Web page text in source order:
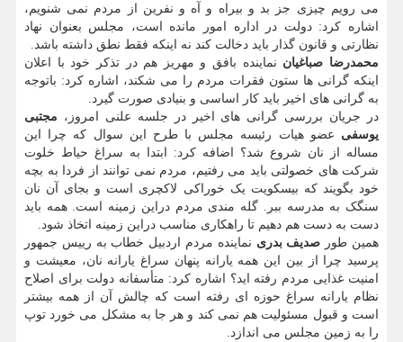
می رویم چیزی جز بد و بیراه و آه و نفرین از مردم نمی شنویم،
اشاره کرد: دولت در اداره امور مانده است، مجلس بعنوان نهاد
نظارتی و قانون گذار باید دخالت کند نه اینکه فقط نطق داشته باشد.
محمدرضا صباغیان نماینده بافق و مهریز هم در تذکر خود با اعلان
اینکه گرانی ها ستون فقرات مردم را می شکند، اشاره کرد: باتوجه
به گرانی های اخیر باید کار اساسی و بنیادی صورت گیرد.
در جریان بررسی گرانی های اخیر در جلسه علنی امروز، مجتبی
یوسفی عضو هیات رئیسه مجلس با طرح این سوال که چرا این
مساله از نان شروع شد؟ اضافه کرد: ابتدا به سراغ حیاط خلوت
شرکت های خصولتی باید می رفتیم، مردم نمی توانند از فردا به بچه
خود بگویند که بیسکویت یک خوراکی لاکچری است و بجای آن نان
سنگک به مدرسه ببر. گله مندی مردم دراین زمینه است. همه باید
دست به دست هم دهیم تا راهکاری مناسب دراین زمینه اتخاذ شود.
همین طور صدیف بدری نماینده مردم اردبیل خطاب به رییس جمهور
پرسید چرا از بین این همه یارانه پنهان سراغ یارانه نان، معیشت و
امنیت غذایی مردم رفته اید؟ اشاره کرد: متأسفانه دولت برای اصلاح
نظام یارانه سراغ حوزه ای رفته است که چالش آن از همه بیشتر
است و قبول مسئولیت هم نمی کند و هر جا به مشکل می خورد توپ
را به زمین مجلس می اندازد.